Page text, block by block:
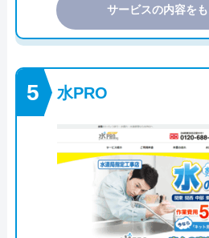
サービスの内容を
水PRO